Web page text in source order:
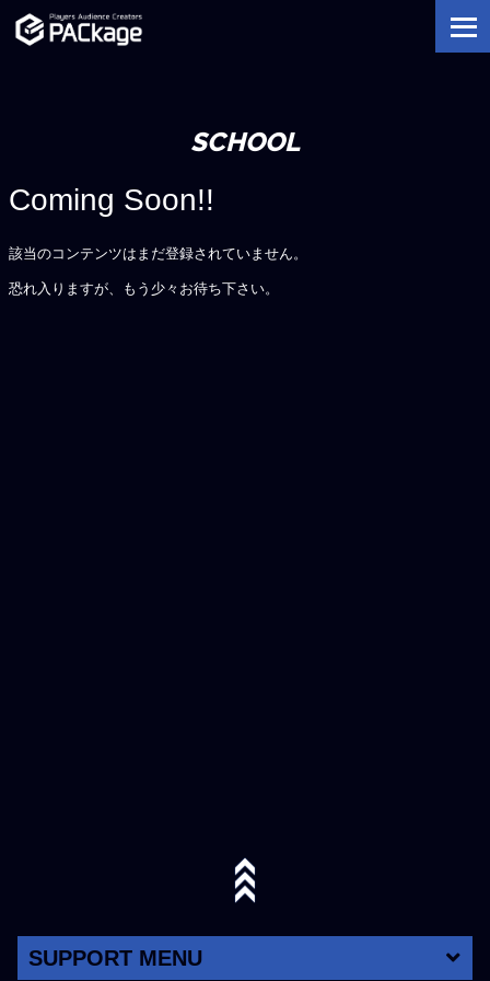
SCHOOL
Coming Soon!!
該当のコンテンツはまだ登録されていません。
恐れ入りますが、もう少々お待ち下さい。
SUPPORT MENU